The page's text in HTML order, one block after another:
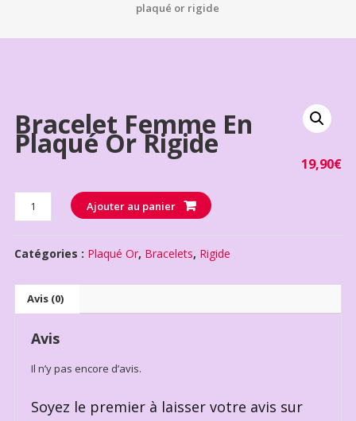
plaqué or rigide
Bracelet Femme En
Plaqué Or Rigide
19,90€
Quantité Ajouter au panier
Catégories : Plaqué Or, Bracelets, Rigide
Avis (0)
Avis
Il n’y pas encore d’avis.
Soyez le premier à laisser votre avis sur